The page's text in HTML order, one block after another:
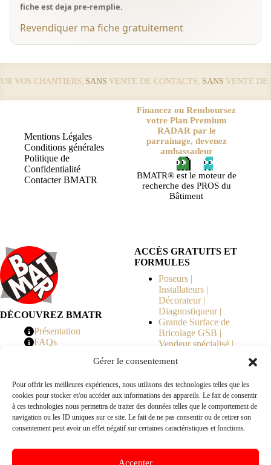
Gérer le consentement
Pour offrir les meilleures expériences, nous utilisons des technologies telles que les
cookies pour stocker et/ou accéder aux informations des appareils. Le fait de consentir
à ces technologies nous permettra de traiter des données telles que le comportement de
navigation ou les ID uniques sur ce site. Le fait de ne pas consentir ou de retirer son
consentement peut avoir un effet négatif sur certaines caractéristiques et fonctions.
Accepter
fiche est deja pre-remplie.
Revendiquer ma fiche gratuitement
VOS CHANTIERS,SANSVENTE DE CONTACTS, SANSVENTE DE
Mentions Légales
Conditions générales
Politique de
Confidentialité
Contacter BMATR
Financez ou Remboursez
votre Plan Premium
RADAR par le
parrainage, devenez
ambassadeur
BMATR® est le moteur de
recherche des PROS du
Bâtiment
DÉCOUVREZ BMATR
Présentation
FAQs
ACCÈS GRATUITS ET
FORMULES
Poseurs |
Installateurs |
Décorateur |
Diagnostiqueur |
Grande Surface de
Bricolage GSB |
Vendeur spécialisé |
Copropriété | MOE |
en Travaux |
Fabricants | Marque |
© 2026 BMATR® — Tous droits réservés.